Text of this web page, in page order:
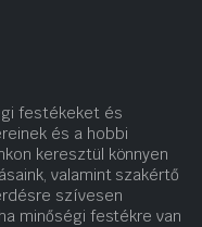
festékeket és
és a hobbi
keresztül könnyen
valamint szakértő
szívesen
minőségi festékre van